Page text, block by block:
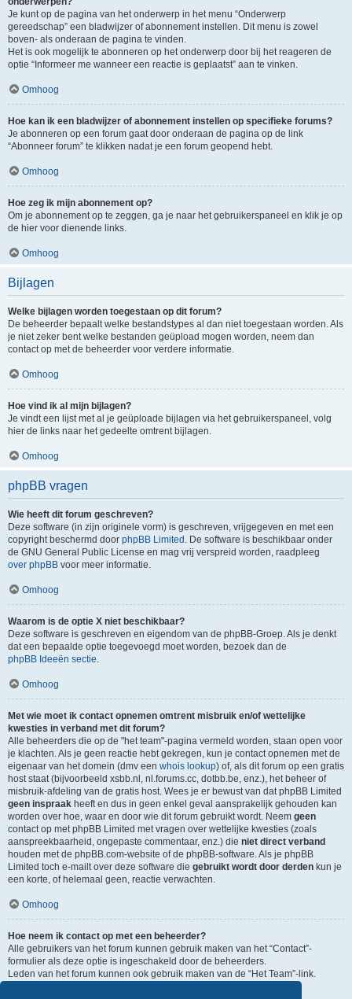
Je kunt op de pagina van het onderwerp in het menu “Onderwerp
gereedschap” een bladwijzer of abonnement instellen. Dit menu is zowel
boven- als onderaan de pagina te vinden.
Het is ook mogelijk te abonneren op het onderwerp door bij het reageren de
optie “Informeer me wanneer een reactie is geplaatst” aan te vinken.
Omhoog
Hoe kan ik een bladwijzer of abonnement instellen op specifieke forums?
Je abonneren op een forum gaat door onderaan de pagina op de link
“Abonneer forum” te klikken nadat je een forum geopend hebt.
Omhoog
Hoe zeg ik mijn abonnement op?
Om je abonnement op te zeggen, ga je naar het gebruikerspaneel en klik je op
de hier voor dienende links.
Omhoog
Bijlagen
Welke bijlagen worden toegestaan op dit forum?
De beheerder bepaalt welke bestandstypes al dan niet toegestaan worden. Als
je niet zeker bent welke bestanden geüpload mogen worden, neem dan
contact op met de beheerder voor verdere informatie.
Omhoog
Hoe vind ik al mijn bijlagen?
Je vindt een lijst met al je geüploade bijlagen via het gebruikerspaneel, volg
hier de links naar het gedeelte omtrent bijlagen.
Omhoog
phpBB vragen
Wie heeft dit forum geschreven?
Deze software (in zijn originele vorm) is geschreven, vrijgegeven en met een
copyright beschermd door phpBB Limited . De software is beschikbaar onder
de GNU General Public License en mag vrij verspreid worden, raadpleeg
over phpBB voor meer informatie.
Omhoog
Waarom is de optie X niet beschikbaar?
Deze software is geschreven en eigendom van de phpBB-Groep. Als je denkt
dat een bepaalde optie toegevoegd moet worden, bezoek dan de
phpBB Ideeën sectie.
Omhoog
Met wie moet ik contact opnemen omtrent misbruik en/of wettelijke
kwesties in verband met dit forum?
Alle beheerders die op de "het team"-pagina vermeld worden, staan open voor
je klachten. Als je geen reactie hebt gekregen, kun je contact opnemen met de
eigenaar van het domein (dmv een whois lookup) of, als dit forum op een gratis
host staat (bijvoorbeeld xsbb.nl, nl.forums.cc, dotbb.be, enz.), het beheer of
misbruik-afdeling van de gratis host. Wees je er bewust van dat phpBB Limited
geen inspraak heeft en dus in geen enkel geval aansprakelijk gehouden kan
worden over hoe, waar en door wie dit forum gebruikt wordt. Neem geen
contact op met phpBB Limited met vragen over wettelijke kwesties (zoals
aanspreekbaarheid, ongepaste commentaar, enz.) die niet direct verband
houden met de phpBB.com-website of de phpBB-software. Als je phpBB
Limited toch e-mailt over deze software die gebruikt wordt door derden kun je
een korte, of helemaal geen, reactie verwachten.
Omhoog
Hoe neem ik contact op met een beheerder?
Alle gebruikers van het forum kunnen gebruik maken van het “Contact”-
formulier als deze optie is ingeschakeld door de beheerders.
Leden van het forum kunnen ook gebruik maken van de “Het Team”-link.